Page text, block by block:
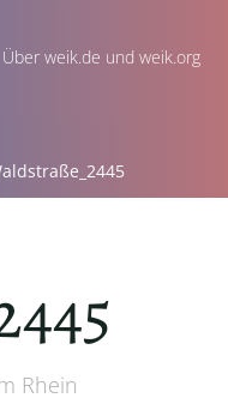
Über weik.de und weik.org
Rhein